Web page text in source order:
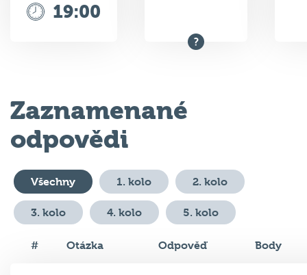
19:00
Zaznamenané
odpovědi
Všechny 1. kolo 2. kolo
3. kolo 4. kolo 5. kolo
# Otázka Odpověď Body